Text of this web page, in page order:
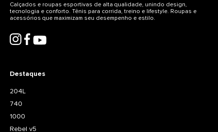
Destaques
204L
740
1000
Rebel v5
Calçados e roupas esportivas de alta qualidade, unindo design,
tecnologia e conforto. Tênis para corrida, treino e lifestyle. Roupas e
acessórios que maximizam seu desempenho e estilo.